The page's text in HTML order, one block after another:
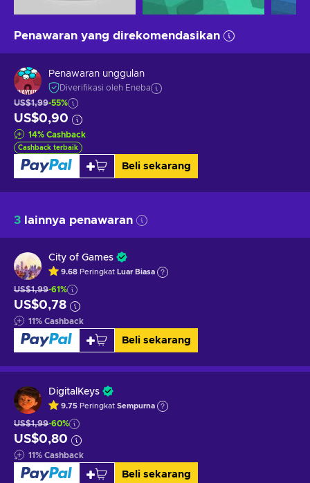
Penawaran yang direkomendasikan
Penawaran unggulan
Diverifikasi oleh Eneba
US$1,99-55%
US$0,90
14% Cashback
Cashback terbaik
Beli sekarang
3 lainnya penawaran
City of Games
9.68 Peringkat Luar Biasa
US$1,99-61%
US$0,78
11% Cashback
Beli sekarang
DigitalKeys
9.75 Peringkat Sempurna
US$1,99-60%
US$0,80
11% Cashback
Beli sekarang